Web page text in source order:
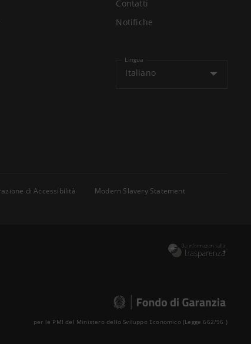
Contatti
Notifiche
Lingua
Italiano
di Accessibilità
Modern Slavery Statement
per le PMI del Ministero dello Sviluppo Economico (Legge 662/96 )